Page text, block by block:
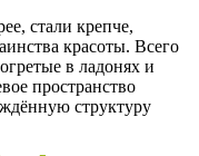
стали крепче,
красоты. Всего
в ладонях и
пространство
структуру